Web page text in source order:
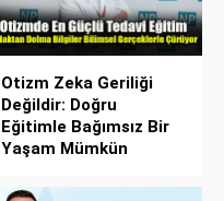
Otizm Zeka Geriliği
Değildir: Doğru
Eğitimle Bağımsız Bir
Yaşam Mümkün